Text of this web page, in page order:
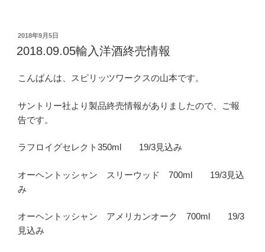
投
稿
日:
2018年9月5日
2018.09.05輸入洋酒終売情報
こんばんは、スピリッツワークスの山本です。
サントリー社より製品終売情報がありましたので、ご報
告です。
ラフロイグセレクト350ml 19/3見込み
オーヘントッシャン スリーウッド 700ml 19/3見込
み
オーヘントッシャン アメリカンオーク 700ml 19/3
見込み